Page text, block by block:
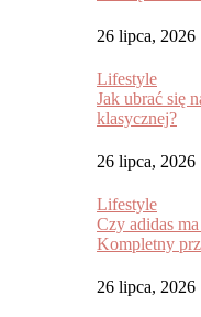
26 lipca, 2026
Lifestyle
Jak ubrać się
klasycznej?
26 lipca, 2026
Lifestyle
Czy adidas
Kompletny
26 lipca, 2026